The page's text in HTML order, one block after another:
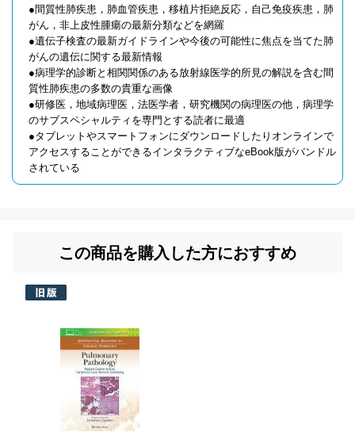
●間質性肺疾患，肺血管疾患，移植片拒絶反応，自己免疫疾患，肺
がん，非上皮性腫瘍の最新分類などを網羅
●遺伝子検査の最新ガイドラインや今後の可能性に焦点を当てた肺
がんの遺伝に関する最新情報
●病理学的診断と相関関係のある放射線医学的所見の解説を含む間
質性肺疾患の多数の貴重な画像
●研修医，地域病理医，法医学者，研究機関の病理医の他，病理学
のサブスペシャルティを専門とする読者に最適
●タブレットやスマートフォンにダウンロードしたりオンラインで
アクセスすることができるインタラクティブなeBook版がバンドル
されている
この商品を購入した方におすすめ